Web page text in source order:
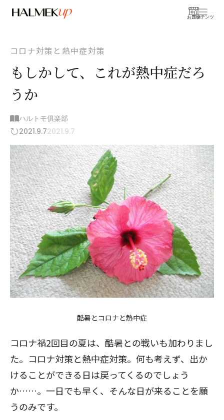
お買物
コンテンツ
コロナ対策と熱中症対策
もしかして、これが熱中症だろ
うか
ハルトモ俱楽部
2021.9.72021.9.7
酷暑とコロナと熱中症
コロナ禍2回目の夏は、酷暑との戦いも加わりまし
た。コロナ対策と熱中症対策。何も考えず、出か
けることができる日は戻ってくるのでしょう
か……。一日でも早く、そんな日が来ることを願
うのみです。